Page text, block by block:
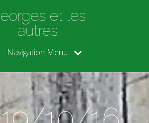
et les
autres
Navigation Menu